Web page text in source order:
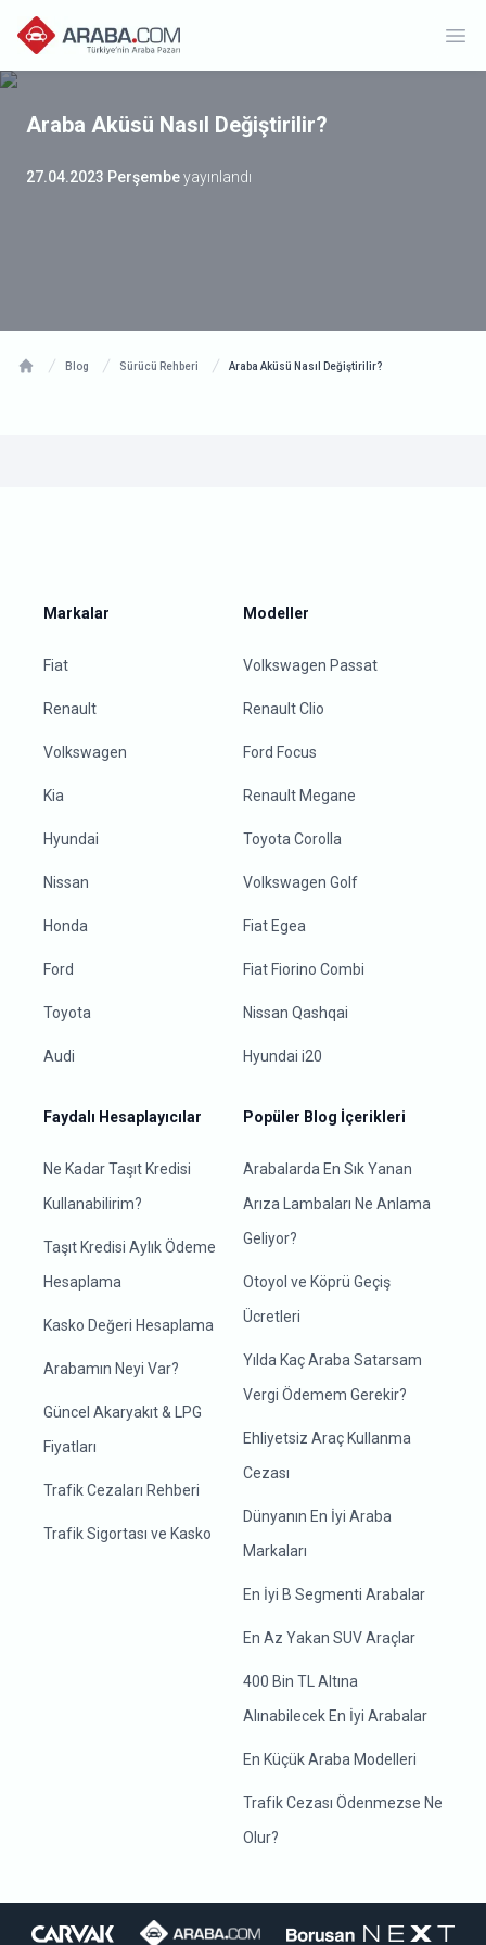
Araba Aküsü Nasıl Değiştirilir?
27.04.2023 Perşembeyayınlandı
Blog Sürücü Rehberi Araba Aküsü Nasıl Değiştirilir?
Markalar
Fiat
Renault
Volkswagen
Kia
Hyundai
Nissan
Honda
Ford
Toyota
Audi
Modeller
Volkswagen Passat
Renault Clio
Ford Focus
Renault Megane
Toyota Corolla
Volkswagen Golf
Fiat Egea
Fiat Fiorino Combi
Nissan Qashqai
Hyundai i20
Faydalı Hesaplayıcılar
Ne Kadar Taşıt Kredisi
Kullanabilirim?
Taşıt Kredisi Aylık Ödeme
Hesaplama
Kasko Değeri Hesaplama
Arabamın Neyi Var?
Güncel Akaryakıt & LPG
Fiyatları
Trafik Cezaları Rehberi
Trafik Sigortası ve Kasko
Popüler Blog İçerikleri
Arabalarda En Sık Yanan
Arıza Lambaları Ne Anlama
Geliyor?
Otoyol ve Köprü Geçiş
Ücretleri
Yılda Kaç Araba Satarsam
Vergi Ödemem Gerekir?
Ehliyetsiz Araç Kullanma
Cezası
Dünyanın En İyi Araba
Markaları
En İyi B Segmenti Arabalar
En Az Yakan SUV Araçlar
400 Bin TL Altına
Alınabilecek En İyi Arabalar
En Küçük Araba Modelleri
Trafik Cezası Ödenmezse Ne
Olur?